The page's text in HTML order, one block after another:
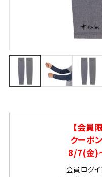
【会員
クーポ
8/7(金)
会員ログ